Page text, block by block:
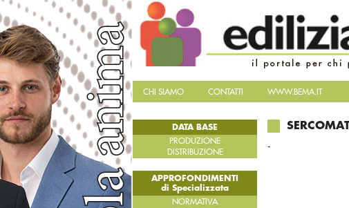
CHI SIAMO CONTATTI WWW.BEMA.IT
-
DATA BASE
PRODUZIONE
DISTRIBUZIONE
APPROFONDIMENTI
di Specializzata
NORMATIVA